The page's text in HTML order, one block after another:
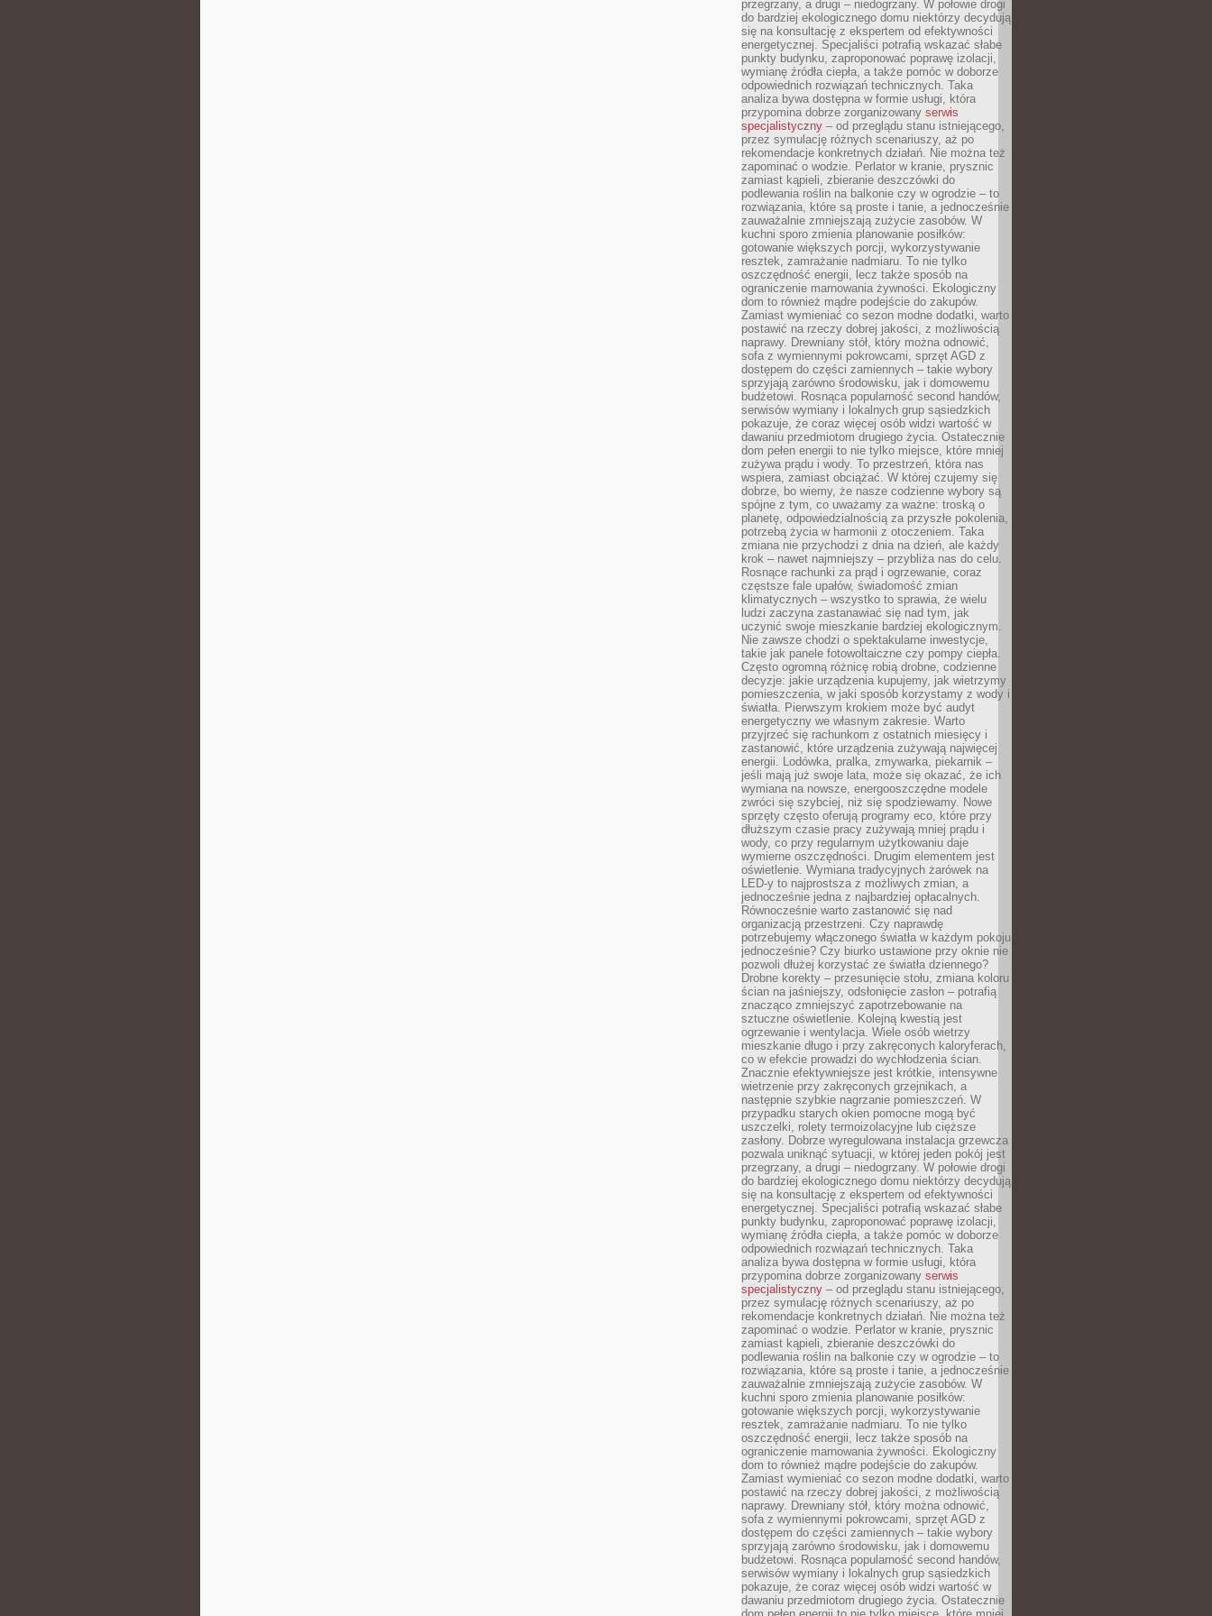
przegrzany, a drugi – niedogrzany. W połowie drogi
do bardziej ekologicznego domu niektórzy decydują
się na konsultację z ekspertem od efektywności
energetycznej. Specjaliści potrafią wskazać słabe
punkty budynku, zaproponować poprawę izolacji,
wymianę źródła ciepła, a także pomóc w doborze
odpowiednich rozwiązań technicznych. Taka
analiza bywa dostępna w formie usługi, która
przypomina dobrze zorganizowany serwis
specjalistyczny – od przeglądu stanu istniejącego,
przez symulację różnych scenariuszy, aż po
rekomendacje konkretnych działań. Nie można też
zapominać o wodzie. Perlator w kranie, prysznic
zamiast kąpieli, zbieranie deszczówki do
podlewania roślin na balkonie czy w ogrodzie – to
rozwiązania, które są proste i tanie, a jednocześnie
zauważalnie zmniejszają zużycie zasobów. W
kuchni sporo zmienia planowanie posiłków:
gotowanie większych porcji, wykorzystywanie
resztek, zamrażanie nadmiaru. To nie tylko
oszczędność energii, lecz także sposób na
ograniczenie marnowania żywności. Ekologiczny
dom to również mądre podejście do zakupów.
Zamiast wymieniać co sezon modne dodatki, warto
postawić na rzeczy dobrej jakości, z możliwością
naprawy. Drewniany stół, który można odnowić,
sofa z wymiennymi pokrowcami, sprzęt AGD z
dostępem do części zamiennych – takie wybory
sprzyjają zarówno środowisku, jak i domowemu
budżetowi. Rosnąca popularność second handów,
serwisów wymiany i lokalnych grup sąsiedzkich
pokazuje, że coraz więcej osób widzi wartość w
dawaniu przedmiotom drugiego życia. Ostatecznie
dom pełen energii to nie tylko miejsce, które mniej
zużywa prądu i wody. To przestrzeń, która nas
wspiera, zamiast obciążać. W której czujemy się
dobrze, bo wiemy, że nasze codzienne wybory są
spójne z tym, co uważamy za ważne: troską o
planetę, odpowiedzialnością za przyszłe pokolenia,
potrzebą życia w harmonii z otoczeniem. Taka
zmiana nie przychodzi z dnia na dzień, ale każdy
krok – nawet najmniejszy – przybliża nas do celu.
Rosnące rachunki za prąd i ogrzewanie, coraz
częstsze fale upałów, świadomość zmian
klimatycznych – wszystko to sprawia, że wielu
ludzi zaczyna zastanawiać się nad tym, jak
uczynić swoje mieszkanie bardziej ekologicznym.
Nie zawsze chodzi o spektakularne inwestycje,
takie jak panele fotowoltaiczne czy pompy ciepła.
Często ogromną różnicę robią drobne, codzienne
decyzje: jakie urządzenia kupujemy, jak wietrzymy
pomieszczenia, w jaki sposób korzystamy z wody i
światła. Pierwszym krokiem może być audyt
energetyczny we własnym zakresie. Warto
przyjrzeć się rachunkom z ostatnich miesięcy i
zastanowić, które urządzenia zużywają najwięcej
energii. Lodówka, pralka, zmywarka, piekarnik –
jeśli mają już swoje lata, może się okazać, że ich
wymiana na nowsze, energooszczędne modele
zwróci się szybciej, niż się spodziewamy. Nowe
sprzęty często oferują programy eco, które przy
dłuższym czasie pracy zużywają mniej prądu i
wody, co przy regularnym użytkowaniu daje
wymierne oszczędności. Drugim elementem jest
oświetlenie. Wymiana tradycyjnych żarówek na
LED-y to najprostsza z możliwych zmian, a
jednocześnie jedna z najbardziej opłacalnych.
Równocześnie warto zastanowić się nad
organizacją przestrzeni. Czy naprawdę
potrzebujemy włączonego światła w każdym pokoju
jednocześnie? Czy biurko ustawione przy oknie nie
pozwoli dłużej korzystać ze światła dziennego?
Drobne korekty – przesunięcie stołu, zmiana koloru
ścian na jaśniejszy, odsłonięcie zasłon – potrafią
znacząco zmniejszyć zapotrzebowanie na
sztuczne oświetlenie. Kolejną kwestią jest
ogrzewanie i wentylacja. Wiele osób wietrzy
mieszkanie długo i przy zakręconych kaloryferach,
co w efekcie prowadzi do wychłodzenia ścian.
Znacznie efektywniejsze jest krótkie, intensywne
wietrzenie przy zakręconych grzejnikach, a
następnie szybkie nagrzanie pomieszczeń. W
przypadku starych okien pomocne mogą być
uszczelki, rolety termoizolacyjne lub cięższe
zasłony. Dobrze wyregulowana instalacja grzewcza
pozwala uniknąć sytuacji, w której jeden pokój jest
przegrzany, a drugi – niedogrzany. W połowie drogi
do bardziej ekologicznego domu niektórzy decydują
się na konsultację z ekspertem od efektywności
energetycznej. Specjaliści potrafią wskazać słabe
punkty budynku, zaproponować poprawę izolacji,
wymianę źródła ciepła, a także pomóc w doborze
odpowiednich rozwiązań technicznych. Taka
analiza bywa dostępna w formie usługi, która
przypomina dobrze zorganizowany serwis
specjalistyczny – od przeglądu stanu istniejącego,
przez symulację różnych scenariuszy, aż po
rekomendacje konkretnych działań. Nie można też
zapominać o wodzie. Perlator w kranie, prysznic
zamiast kąpieli, zbieranie deszczówki do
podlewania roślin na balkonie czy w ogrodzie – to
rozwiązania, które są proste i tanie, a jednocześnie
zauważalnie zmniejszają zużycie zasobów. W
kuchni sporo zmienia planowanie posiłków:
gotowanie większych porcji, wykorzystywanie
resztek, zamrażanie nadmiaru. To nie tylko
oszczędność energii, lecz także sposób na
ograniczenie marnowania żywności. Ekologiczny
dom to również mądre podejście do zakupów.
Zamiast wymieniać co sezon modne dodatki, warto
postawić na rzeczy dobrej jakości, z możliwością
naprawy. Drewniany stół, który można odnowić,
sofa z wymiennymi pokrowcami, sprzęt AGD z
dostępem do części zamiennych – takie wybory
sprzyjają zarówno środowisku, jak i domowemu
budżetowi. Rosnąca popularność second handów,
serwisów wymiany i lokalnych grup sąsiedzkich
pokazuje, że coraz więcej osób widzi wartość w
dawaniu przedmiotom drugiego życia. Ostatecznie